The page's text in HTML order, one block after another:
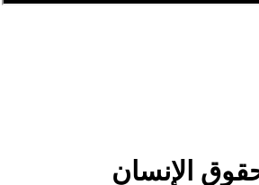
الإنسان